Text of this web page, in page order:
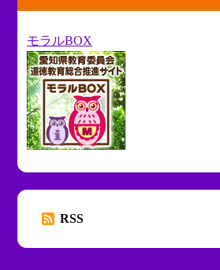
モラルBOX
RSS